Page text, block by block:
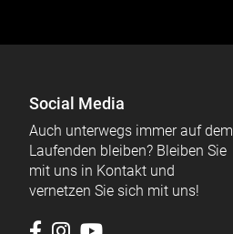
Social Media
Auch unterwegs immer auf dem
Laufenden bleiben? Bleiben Sie
mit uns in Kontakt und
vernetzen Sie sich mit uns!